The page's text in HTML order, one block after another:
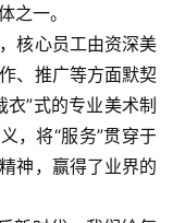
之一。
核心员工由资深美
、推广等方面默契
”式的专业美术制
，将“服务”贯穿于
神，赢得了业界的